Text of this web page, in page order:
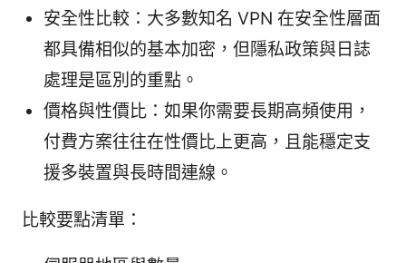
安全性比較：大多數知名 VPN 在安全性層面
都具備相似的基本加密，但隱私政策與日誌
處理是區別的重點。
價格與性價比：如果你需要長期高頻使用，
付費方案往往在性價比上更高，且能穩定支
援多裝置與長時間連線。
比較要點清單：